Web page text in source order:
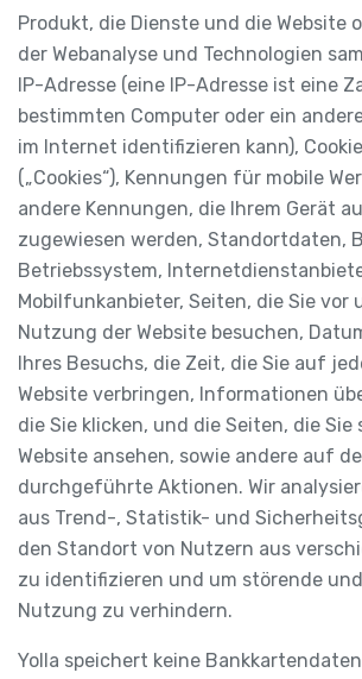
Produkt, die Dienste und die Website
der Webanalyse und Technologien
IP-Adresse (eine IP-Adresse ist eine
bestimmten Computer oder ein
im Internet identifizieren kann),
(„Cookies“), Kennungen für mobile
andere Kennungen, die Ihrem Gerät
zugewiesen werden, Standortdaten,
Betriebssystem,
Mobilfunkanbieter, Seiten, die Sie vor
Nutzung der Website besuchen,
Ihres Besuchs, die Zeit, die Sie auf
Website verbringen, Informationen
die Sie klicken, und die Seiten, die
Website ansehen, sowie andere auf
durchgeführte Aktionen. Wir
aus Trend-, Statistik- und
den Standort von Nutzern aus
zu identifizieren und um störende
Nutzung zu verhindern.
Yolla speichert keine